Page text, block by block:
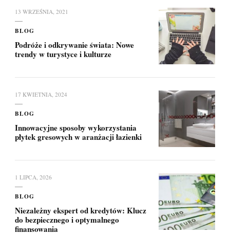
13 WRZEŚNIA, 2021
BLOG
Podróże i odkrywanie świata: Nowe
trendy w turystyce i kulturze
17 KWIETNIA, 2024
BLOG
Innowacyjne sposoby wykorzystania
płytek gresowych w aranżacji łazienki
1 LIPCA, 2026
BLOG
Niezależny ekspert od kredytów: Klucz
do bezpiecznego i optymalnego
finansowania